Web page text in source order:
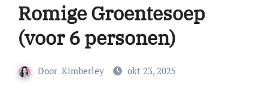
Romige Groentesoep
(voor 6 personen)
Door Kimberley okt 23, 2025